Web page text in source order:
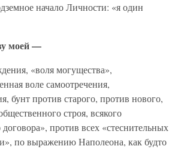
начало Личности: «я один
моей —
«воля могущества»,
воле самоотречения,
бунт против старого, против нового,
строя, всякого
против всех «стеснительных
по выражению Наполеона, как будто